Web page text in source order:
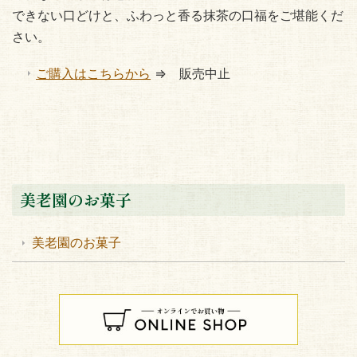
できない口どけと、ふわっと香る抹茶の口福をご堪能くだ
さい。
ご購入はこちらから ⇒ 販売中止
美老園のお菓子
美老園のお菓子